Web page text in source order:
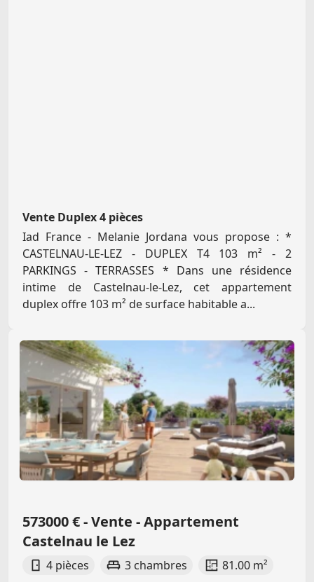
Vente Duplex 4 pièces
Iad France - Melanie Jordana vous propose : *
CASTELNAU-LE-LEZ - DUPLEX T4 103 m² - 2
PARKINGS - TERRASSES * Dans une résidence
intime de Castelnau-le-Lez, cet appartement
duplex offre 103 m² de surface habitable a...
573000 € - Vente - Appartement
Castelnau le Lez
4 pièces 3 chambres
81.00 m²